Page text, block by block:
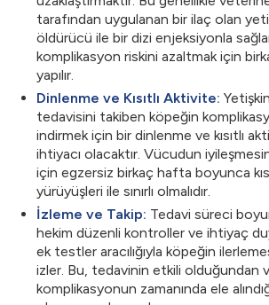
tarafından uygulanan bir ilaç olan
öldürücü ile bir dizi enjeksiyonla
komplikasyon riskini azaltmak için
yapılır.
Dinlenme ve Kısıtlı Aktivite:
tedavisini takiben köpeğin
indirmek için bir dinlenme ve kısıtlı
ihtiyacı olacaktır. Vücudun
için egzersiz birkaç hafta boyunca
yürüyüşleri ile sınırlı olmalıdır.
İzleme ve Takip: Tedavi süreci
hekim düzenli kontroller ve ihtiyaç
ek testler aracılığıyla köpeğin
izler. Bu, tedavinin etkili olduğundan
komplikasyonun zamanında ele